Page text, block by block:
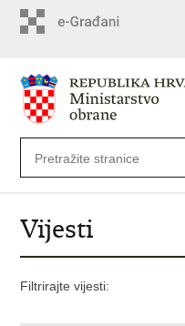
Vijesti
Filtrirajte vijesti: